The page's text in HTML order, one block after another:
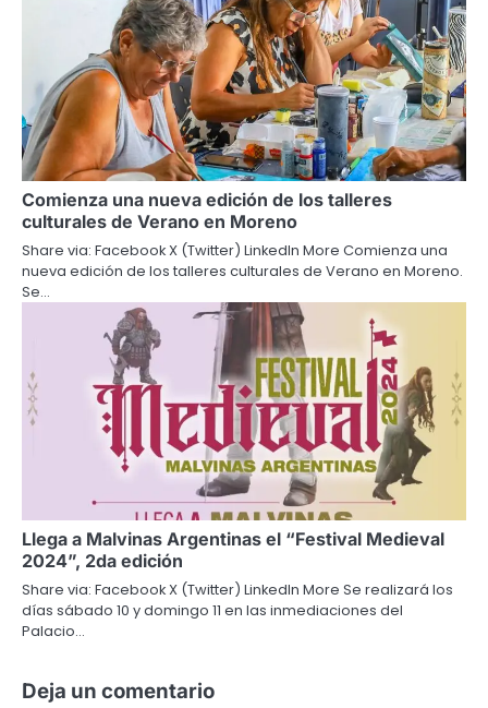
Comienza una nueva edición de los talleres
culturales de Verano en Moreno
Share via: Facebook X (Twitter) LinkedIn More Comienza una
nueva edición de los talleres culturales de Verano en Moreno.
Se…
Llega a Malvinas Argentinas el “Festival Medieval
2024”, 2da edición
Share via: Facebook X (Twitter) LinkedIn More Se realizará los
días sábado 10 y domingo 11 en las inmediaciones del
Palacio…
Deja un comentario